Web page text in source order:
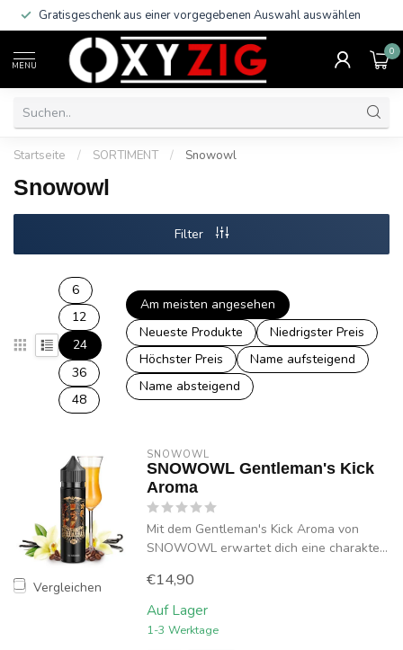
Gratisgeschenk aus einer vorgegebenen Auswahl auswählen
MENU
0
Startseite / SORTIMENT / Snowowl
Snowowl
Filter
6
12
24
36
48
Am meisten angesehen
Neueste Produkte
Niedrigster Preis
Höchster Preis
Name aufsteigend
Name absteigend
Vergleichen
SNOWOWL
SNOWOWL Gentleman's Kick
Aroma
Mit dem Gentleman's Kick Aroma von
SNOWOWL erwartet dich eine charakte...
€14,90
Auf Lager
1-3 Werktage